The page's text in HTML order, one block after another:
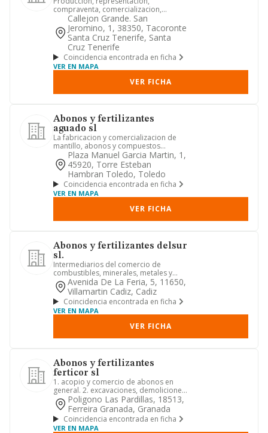
compraventa, comercializacion,
importacion, exportacion de semillas,
ab...
Callejon Grande. San
Jeromino, 1, 38350, Tacoronte
Santa Cruz Tenerife, Santa
Cruz Tenerife
Coincidencia encontrada en ficha
VER EN MAPA
VER FICHA
Abonos y fertilizantes
aguado sl
La fabricacion y comercializacion de
mantillo, abonos y compuestos
organicos. el transporte de merc...
Plaza Manuel Garcia Martin, 1,
45920, Torre Esteban
Hambran Toledo, Toledo
Coincidencia encontrada en ficha
VER EN MAPA
VER FICHA
Abonos y fertilizantes delsur
sl.
Intermediarios del comercio de
combustibles, minerales, metales y
productos químicos industriales
Avenida De La Feria, 5, 11650,
Villamartin Cadiz, Cadiz
Coincidencia encontrada en ficha
VER EN MAPA
VER FICHA
Abonos y fertilizantes
ferticor sl
1. acopio y comercio de abonos en
general. 2. excavaciones, demoliciones
de todo tipo de edificacio...
Poligono Las Pardillas, 18513,
Ferreira Granada, Granada
Coincidencia encontrada en ficha
VER EN MAPA